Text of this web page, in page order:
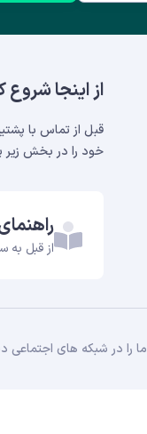
از اینجا شروع
قبل از تماس با
خود را در بخش‌ زیر
از قبل به
ما را در شبکه های اجتماعی